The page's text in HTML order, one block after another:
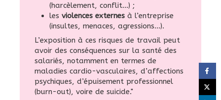
(harcèlement, conflit…) ;
les violences externes à l’entreprise
(insultes, menaces, agressions…).
L’exposition à ces risques de travail peut
avoir des conséquences sur la santé des
salariés, notamment en termes de
maladies cardio-vasculaires, d’affections
psychiques, d’épuisement professionnel
(burn-out), voire de suicide."